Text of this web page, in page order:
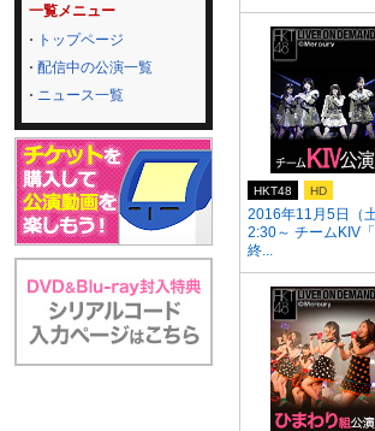
一覧メニュー
トップページ
配信中の公演一覧
ニュース一覧
2016年11月5日（
2:30～ チームKIV
終...
HKT48 HD